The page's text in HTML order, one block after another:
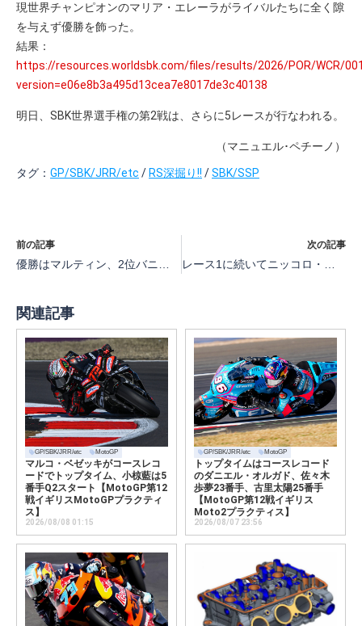
現世界チャンピオンのマリア・エレーラがライバルたちに全く隙
を与えず優勝を飾った。
結果：
https://resources.worldsbk.com/files/results/2026/POR/WCR/
version=e06e8b3a495d13cea7e8017de3c40138
明日、SBK世界選手権の第2戦は、さらに5レースが行なわれる。
（マニュエル･ペチーノ）
タグ： GP/SBK/JRR/etc / RS深掘り!! /SBK/SSP
前の記事
優勝はマルティン、2位バニャーヤ、3位バスティアニーニ、小椋8位【MotoGP第3戦アメリカMotoGPスプリント】
次の記事
レース1に続いてニッコロ・ブレガがスーパーポールレースも制す【第2戦ポルトガル 3日目SBKスーパーポールレース】
関連記事
GP/SBK/JRR/etc MotoGP
マルコ・ベゼッキがコースレコ
ードでトップタイム、小椋藍は5
番手Q2スタート【MotoGP第12
戦イギリスMotoGPプラクティ
ス】
2026/08/08 01:15
GP/SBK/JRR/etc MotoGP
トップタイムはコースレコード
のダニエル・オルガド、佐々木
歩夢23番手、古里太陽25番手
【MotoGP第12戦イギリス
Moto2プラクティス】
2026/08/07 23:56